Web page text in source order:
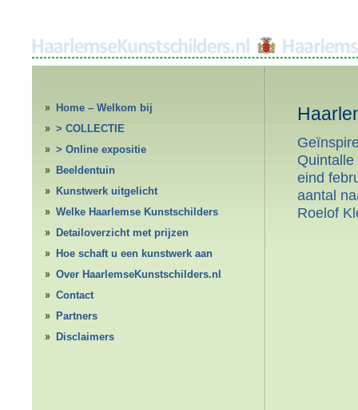
Home – Welkom bij
HaarlemseKunstschilders.nl
> COLLECTIE
> Online expositie
Beeldentuin
Kunstwerk uitgelicht
Welke Haarlemse Kunstschilders
Detailoverzicht met prijzen
Hoe schaft u een kunstwerk aan
Over HaarlemseKunstschilders.nl
Contact
Partners
Disclaimers
Quintalle
eind
aantal
Roelof